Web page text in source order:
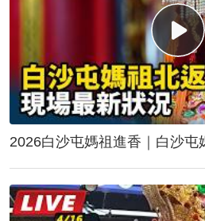
2026白沙屯媽祖進香｜白沙屯